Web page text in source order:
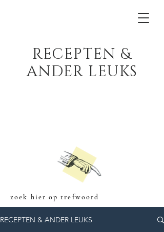
RECEPTEN &
ANDER LEUKS
zoek hier op trefwoord
RECEPTEN & ANDER LEUKS